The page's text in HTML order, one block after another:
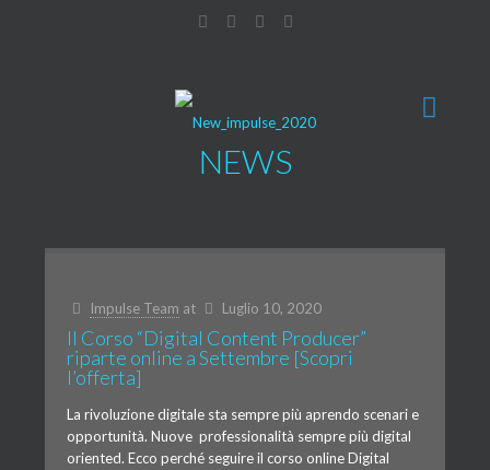
NEWS
Impulse Team at Luglio 10, 2020
Il Corso “Digital Content Producer”
riparte online a Settembre [Scopri
l’offerta]
La rivoluzione digitale sta sempre più aprendo scenari e
opportunità. Nuove professionalità sempre più digital
oriented. Ecco perché seguire il corso online Digital